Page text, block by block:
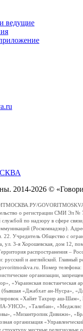
ведущие
2014-2026 ©
о регистрации СМИ Эл №
по надзору в сфере
(Роскомнадзор).
Учредитель Общество с
3-я Хорошевская, дом 12,
распространения –
русский и английский. Главный
Номер
организации,
«Украинская повстанческая
«Джабхат ан-Нусра»,
«Хайят Тахрир аш-Шам»,
УНСО», «Талибан», «Меджлис
«Мизантропик Дивижн»,
организация
местные религиозные